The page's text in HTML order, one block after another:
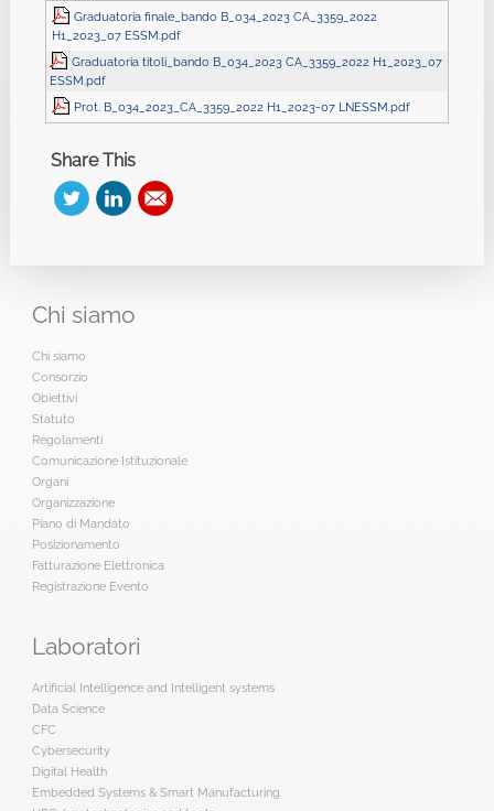
Graduatoria finale_bando B_034_2023 CA_3359_2022
H1_2023_07 ESSM.pdf
Graduatoria titoli_bando B_034_2023 CA_3359_2022 H1_2023_07
ESSM.pdf
Prot. B_034_2023_CA_3359_2022 H1_2023-07 LNESSM.pdf
Share This
Chi siamo
Chi siamo
Consorzio
Obiettivi
Statuto
Regolamenti
Comunicazione Istituzionale
Organi
Organizzazione
Piano di Mandato
Posizionamento
Fatturazione Elettronica
Registrazione Evento
Laboratori
Artificial Intelligence and Intelligent systems
Data Science
CFC
Cybersecurity
Digital Health
Embedded Systems & Smart Manufacturing